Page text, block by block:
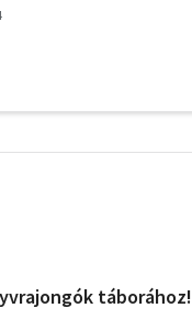
táborához!